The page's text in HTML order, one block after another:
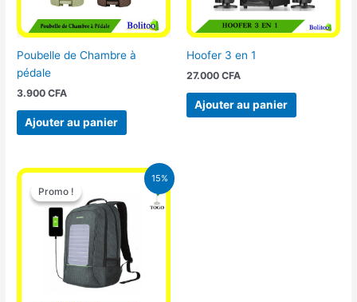
Poubelle de Chambre à
pédale
3.900CFA
Ajouter au panier
Hoofer 3 en 1
27.000 CFA
Ajouter au panier
15%
Promo !
Promo !
Le
prix
initial
était :
29.500 CFA.
Le
prix
actuel